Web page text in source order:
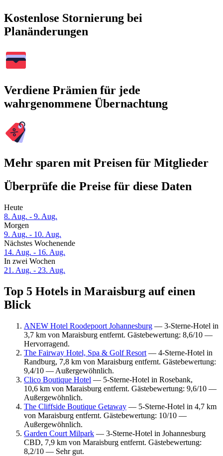
Kostenlose Stornierung bei
Planänderungen
Verdiene Prämien für jede
wahrgenommene Übernachtung
Mehr sparen mit Preisen für Mitglieder
Überprüfe die Preise für diese Daten
Heute
8. Aug. - 9. Aug.
Morgen
9. Aug. - 10. Aug.
Nächstes Wochenende
14. Aug. - 16. Aug.
In zwei Wochen
21. Aug. - 23. Aug.
Top 5 Hotels in Maraisburg auf einen
Blick
ANEW Hotel Roodepoort Johannesburg — 3-Sterne-Hotel in
3,7 km von Maraisburg entfernt. Gästebewertung: 8,6/10 —
Hervorragend.
The Fairway Hotel, Spa & Golf Resort — 4-Sterne-Hotel in
Randburg, 7,8 km von Maraisburg entfernt. Gästebewertung:
9,4/10 — Außergewöhnlich.
Clico Boutique Hotel — 5-Sterne-Hotel in Rosebank,
10,6 km von Maraisburg entfernt. Gästebewertung: 9,6/10 —
Außergewöhnlich.
The Cliffside Boutique Getaway — 5-Sterne-Hotel in 4,7 km
von Maraisburg entfernt. Gästebewertung: 10/10 —
Außergewöhnlich.
Garden Court Milpark — 3-Sterne-Hotel in Johannesburg
CBD, 7,9 km von Maraisburg entfernt. Gästebewertung:
8,2/10 — Sehr gut.